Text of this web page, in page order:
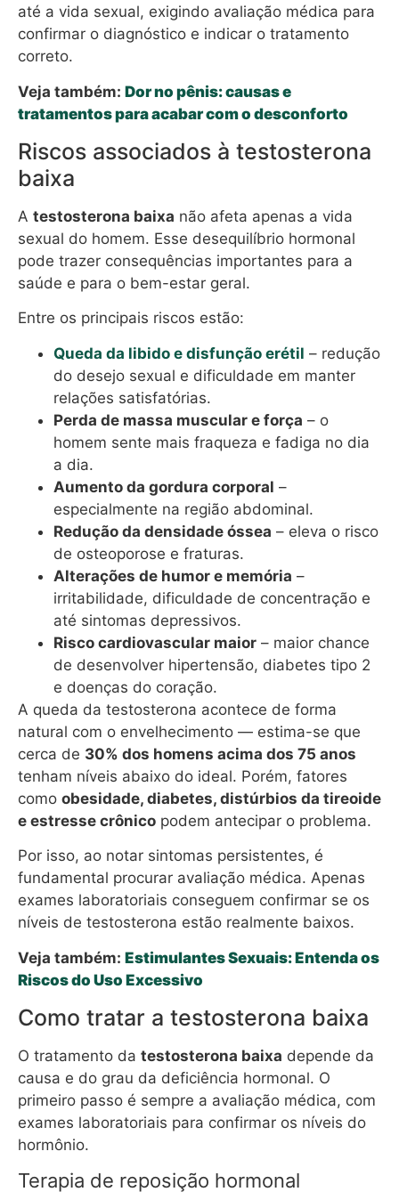
até a vida sexual, exigindo avaliação médica para
confirmar o diagnóstico e indicar o tratamento
correto.
Veja também: Dor no pênis: causas e
tratamentos para acabar com o desconforto
Riscos associados à testosterona
baixa
A testosterona baixa não afeta apenas a vida
sexual do homem. Esse desequilíbrio hormonal
pode trazer consequências importantes para a
saúde e para o bem-estar geral.
Entre os principais riscos estão:
Queda da libido e disfunção erétil – redução
do desejo sexual e dificuldade em manter
relações satisfatórias.
Perda de massa muscular e força – o
homem sente mais fraqueza e fadiga no dia
a dia.
Aumento da gordura corporal –
especialmente na região abdominal.
Redução da densidade óssea – eleva o risco
de osteoporose e fraturas.
Alterações de humor e memória –
irritabilidade, dificuldade de concentração e
até sintomas depressivos.
Risco cardiovascular maior – maior chance
de desenvolver hipertensão, diabetes tipo 2
e doenças do coração.
A queda da testosterona acontece de forma
natural com o envelhecimento — estima-se que
cerca de 30% dos homens acima dos 75 anos
tenham níveis abaixo do ideal. Porém, fatores
como obesidade, diabetes, distúrbios da tireoide
e estresse crônico podem antecipar o problema.
Por isso, ao notar sintomas persistentes, é
fundamental procurar avaliação médica. Apenas
exames laboratoriais conseguem confirmar se os
níveis de testosterona estão realmente baixos.
Veja também: Estimulantes Sexuais: Entenda os
Riscos do Uso Excessivo
Como tratar a testosterona baixa
O tratamento da testosterona baixa depende da
causa e do grau da deficiência hormonal. O
primeiro passo é sempre a avaliação médica, com
exames laboratoriais para confirmar os níveis do
hormônio.
Terapia de reposição hormonal